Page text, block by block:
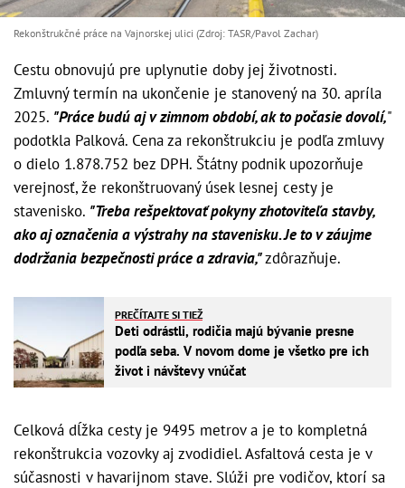
Rekonštrukčné práce na Vajnorskej ulici (Zdroj: TASR/Pavol Zachar)
Cestu obnovujú pre uplynutie doby jej životnosti.
Zmluvný termín na ukončenie je stanovený na 30. apríla
2025. "Práce budú aj v zimnom období, ak to počasie dovolí,"
podotkla Palková. Cena za rekonštrukciu je podľa zmluvy
o dielo 1.878.752 bez DPH. Štátny podnik upozorňuje
verejnosť, že rekonštruovaný úsek lesnej cesty je
stavenisko. "Treba rešpektovať pokyny zhotoviteľa stavby,
ako aj označenia a výstrahy na stavenisku. Je to v záujme
dodržania bezpečnosti práce a zdravia,"zdôrazňuje.
PREČÍTAJTE SI TIEŽ
Deti odrástli, rodičia majú bývanie presne
podľa seba. V novom dome je všetko pre ich
život i návštevy vnúčat
Celková dĺžka cesty je 9495 metrov a je to kompletná
rekonštrukcia vozovky aj zvodidiel. Asfaltová cesta je v
súčasnosti v havarijnom stave. Slúži pre vodičov, ktorí sa